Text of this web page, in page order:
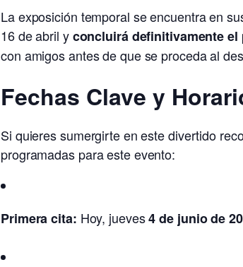
La exposición temporal se encuentra en
16 de abril yconcluirá definitivamente el
con amigos antes de que se proceda al
Fechas Clave y
Si quieres sumergirte en este divertido
programadas para este evento:
Primera cita: Hoy, jueves4 de junio de